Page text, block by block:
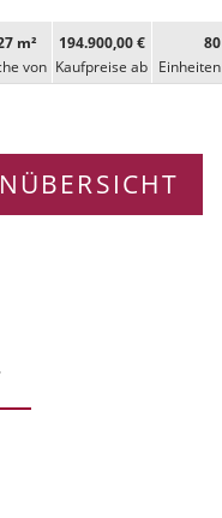
m²
von
194.900,00 €
Kaufpreise ab
80
Ein­heiten